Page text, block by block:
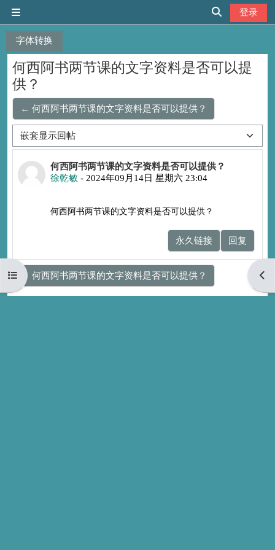
字体转换
切换搜索输入
登录
打开课程索引 打
何西阿书两节课的文字资料是否可以提
供？
← 何西阿书两节课的文字资料是否可以提供？
显示模式
何西阿书两节课的文字资料是否可以提供？
徐乾敏 - 2024年09月14日 星期六 23:04
回帖数：0
何西阿书两节课的文字资料是否可以提供？
永久链接 回复
← 何西阿书两节课的文字资料是否可以提供？